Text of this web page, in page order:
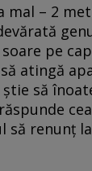
– 2
pe
atingă
să
să renunţ